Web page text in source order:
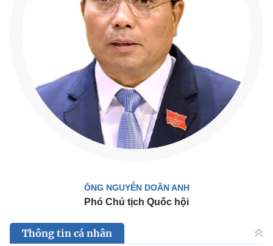
ÔNG NGUYỄN DOÃN ANH
Phó Chủ tịch Quốc hội
Thông tin cá nhân